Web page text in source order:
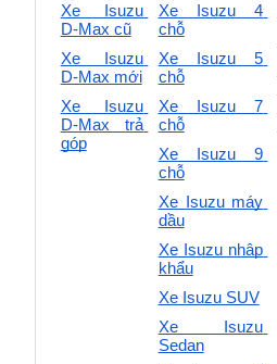
Xe Isuzu
D-Max cũ
Xe Isuzu
D-Max mới
Xe Isuzu
D-Max trả
góp
Xe Isuzu 4
chỗ
Xe Isuzu 5
chỗ
Xe Isuzu 7
chỗ
Xe Isuzu 9
chỗ
Xe Isuzu máy
dầu
Xe Isuzu nhập
khẩu
Xe Isuzu SUV
Xe Isuzu
Sedan